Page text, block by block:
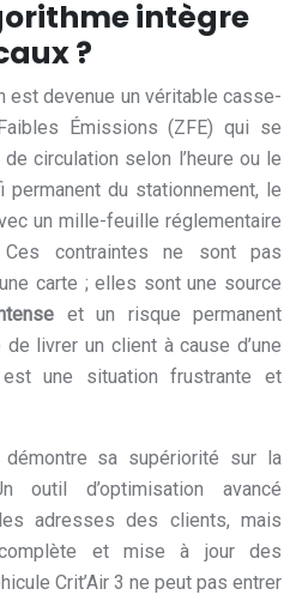
intègre
?
est devenue un véritable casse-
Émissions (ZFE) qui se
circulation selon l’heure ou le
du stationnement, le
un mille-feuille réglementaire
Ces contraintes ne sont pas
carte ; elles sont une source
et un risque permanent
de livrer un client à cause d’une
une situation frustrante et
démontre sa supériorité sur la
outil d’optimisation avancé
adresses des clients, mais
et mise à jour des
Crit’Air 3 ne peut pas entrer